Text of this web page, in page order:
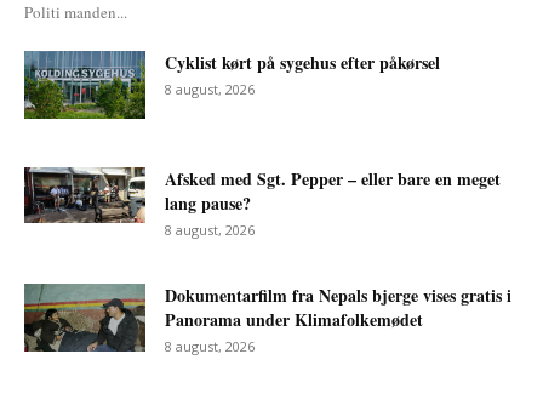
Politi manden...
Cyklist kørt på sygehus efter påkørsel
8 august, 2026
Afsked med Sgt. Pepper – eller bare en meget
lang pause?
8 august, 2026
Dokumentarfilm fra Nepals bjerge vises gratis i
Panorama under Klimafolkemødet
8 august, 2026